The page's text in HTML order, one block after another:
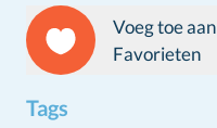
Voeg toe aan
Favorieten
Tags